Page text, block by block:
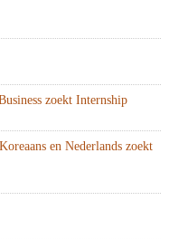
zoekt Internship
en Nederlands zoekt